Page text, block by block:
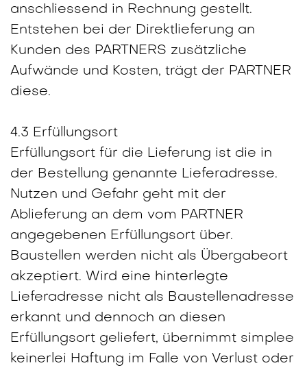
anschliessend in Rechnung gestellt.
Entstehen bei der Direktlieferung an
Kunden des PARTNERS zusätzliche
Aufwände und Kosten, trägt der PARTNER
diese.
4.3 Erfüllungsort
Erfüllungsort für die Lieferung ist die in
der Bestellung genannte Lieferadresse.
Nutzen und Gefahr geht mit der
Ablieferung an dem vom PARTNER
angegebenen Erfüllungsort über.
Baustellen werden nicht als Übergabeort
akzeptiert. Wird eine hinterlegte
Lieferadresse nicht als Baustellenadresse
erkannt und dennoch an diesen
Erfüllungsort geliefert, übernimmt simplee
keinerlei Haftung im Falle von Verlust oder